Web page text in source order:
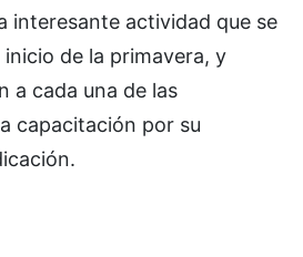
interesante actividad que se
de la primavera, y
a cada una de las
capacitación por su